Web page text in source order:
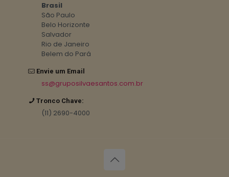
Brasil
São Paulo
Belo Horizonte
Salvador
Rio de Janeiro
Belem do Pará
Envie um Email
ss@gruposilvaesantos.com.br
Tronco Chave:
(11) 2690-4000